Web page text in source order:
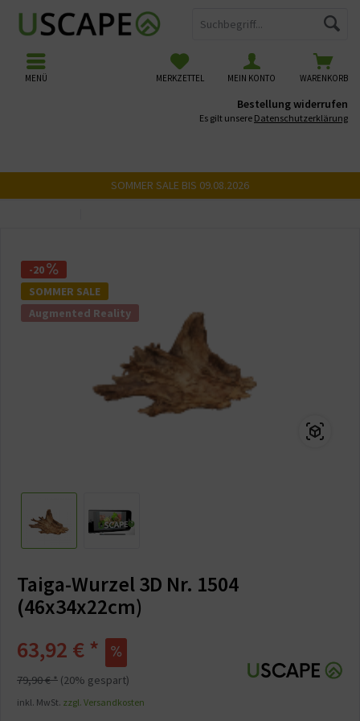
WARENKORB
MERKZETTEL MEIN KONTO
MENÜ
Bestellung widerrufen
Es gilt unsere Datenschutzerklärung
SOMMER SALE BIS 09.08.2026
-20
SOMMER SALE
Augmented Reality
Taiga-Wurzel 3D Nr. 1504
(46x34x22cm)
63,92 € *
79,90 € * (20% gespart)
inkl. MwSt. zzgl. Versandkosten